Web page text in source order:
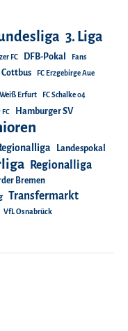
3. Liga
FC DFB-Pokal Fans
Cottbus FC Erzgebirge Aue
Weiß Erfurt FC Schalke 04
FC Hamburger SV
Landespokal
Regionalliga
Bremen
Transfermarkt
VfL Osnabrück